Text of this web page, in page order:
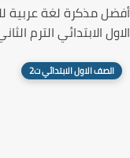
مذكرة لغة عربية
الابتدائي الترم الثاني 2025
الصف الاول الابتدائي ت2